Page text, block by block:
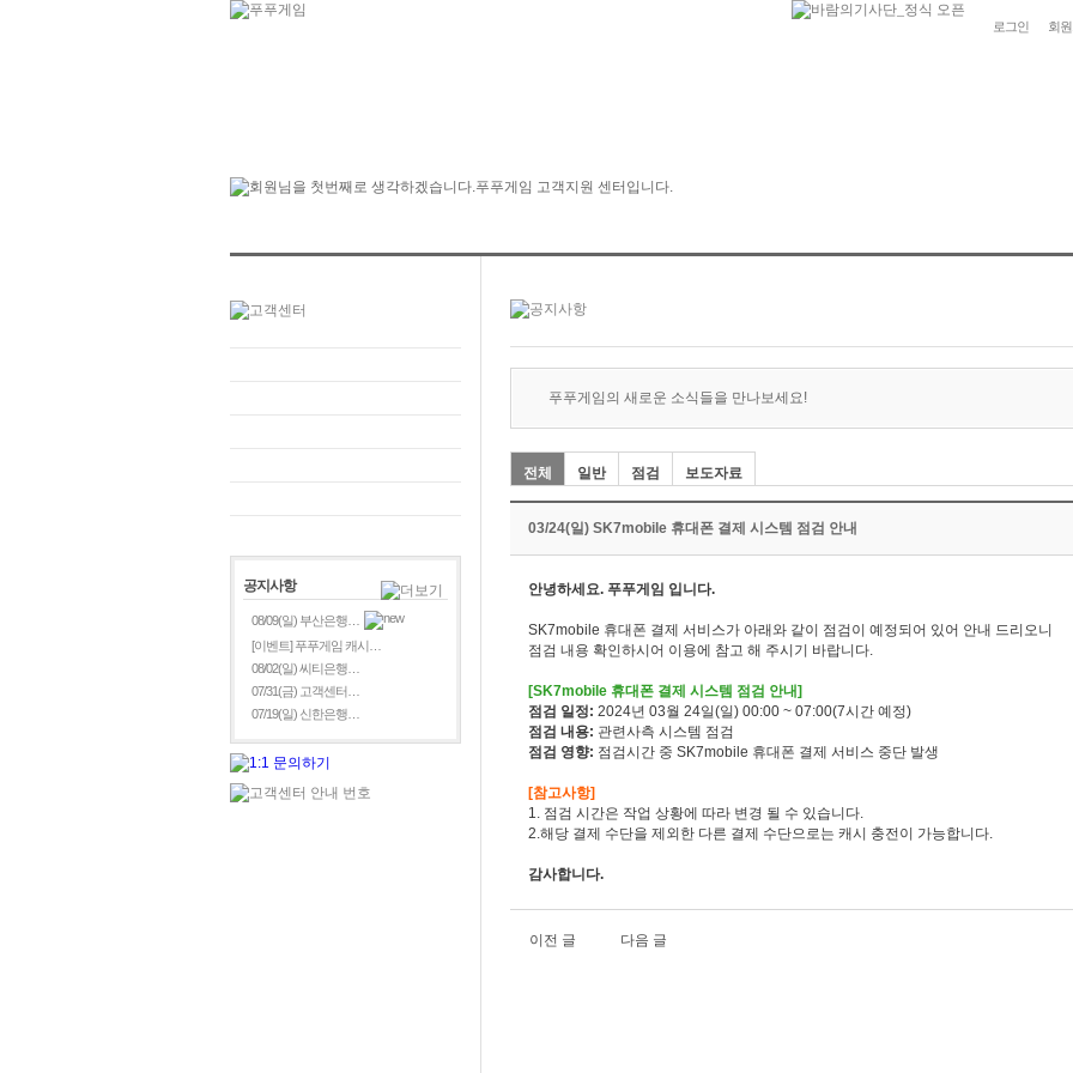
로그인 회
공지사항
08/09(일) 부산은행…
[이벤트] 푸푸게임 캐시…
08/02(일) 씨티은행…
07/31(금) 고객센터…
07/19(일) 신한은행…
푸푸게임의 새로운 소식들을 만나보세요!
전체 일반 점검 보도자료
03/24(일) SK7mobile 휴대폰 결제 시스템 점검 안내
안녕하세요. 푸푸게임 입니다.
SK7mobile 휴대폰 결제 서비스가 아래와 같이 점검이 예정되어 있어 안내 드리오니
점검 내용 확인하시어 이용에 참고 해 주시기 바랍니다.
[SK7mobile 휴대폰 결제 시스템 점검 안내]
점검 일정: 2024년 03월 24일(일) 00:00 ~ 07:00(7시간 예정)
점검 내용: 관련사측 시스템 점검
점검 영향: 점검시간 중 SK7mobile 휴대폰 결제 서비스 중단 발생
[참고사항]
1. 점검 시간은 작업 상황에 따라 변경 될 수 있습니다.
2.해당 결제 수단을 제외한 다른 결제 수단으로는 캐시 충전이 가능합니다.
감사합니다.
이전 글 다음 글